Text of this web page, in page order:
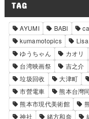
TAG
AYUMI BABI
kumamotopics
Lisa
ゆうちゃん
カオリ
台湾映画祭
吉之介
垃圾回收
大津町
市營電車
熊本台灣
熊本市現代美術館
神社
緒方和奈